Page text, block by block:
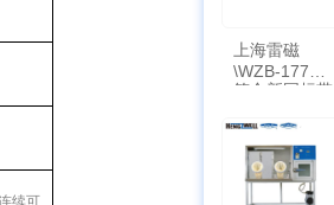
续可
上海雷磁
\WZB-177Y
符合新国标带